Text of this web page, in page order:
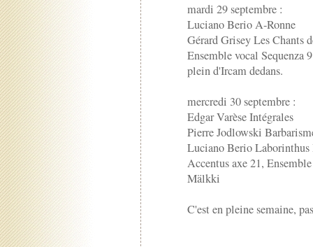
mardi 29 septembre :
Luciano Berio A-Ronne
Gérard Grisey Les Chants
Ensemble vocal Sequenza
plein d'Ircam dedans.
mercredi 30 septembre :
Edgar Varèse Intégrales
Pierre Jodlowski
Luciano Berio
Accentus axe 21,
Mälkki
C'est en pleine semaine,